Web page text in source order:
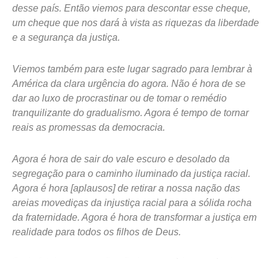
desse país. Então viemos para descontar esse cheque,
um cheque que nos dará à vista as riquezas da liberdade
e a segurança da justiça.
Viemos também para este lugar sagrado para lembrar à
América da clara urgência do agora. Não é hora de se
dar ao luxo de procrastinar ou de tomar o remédio
tranquilizante do gradualismo. Agora é tempo de tornar
reais as promessas da democracia.
Agora é hora de sair do vale escuro e desolado da
segregação para o caminho iluminado da justiça racial.
Agora é hora [aplausos] de retirar a nossa nação das
areias movediças da injustiça racial para a sólida rocha
da fraternidade. Agora é hora de transformar a justiça em
realidade para todos os filhos de Deus.